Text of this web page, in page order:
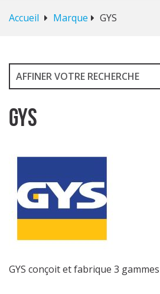
Accueil Marque GYS
AFFINER VOTRE RECHERCHE
GYS
GYS conçoit et fabrique 3